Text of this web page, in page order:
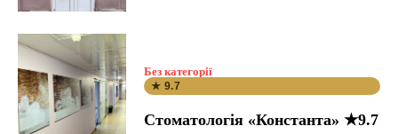
Без категорії
★ 9.7
Стоматологія «Константа» ★9.7